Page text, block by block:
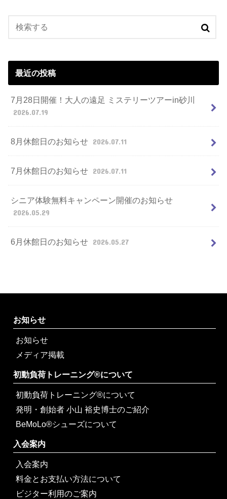
最近の投稿
7月28日開催！大人の遠足 ミステリーツアーin砂川
2026.07.19
8月休館日のお知らせ 2026.07.11
7月休館日のお知らせ 2026.07.11
シニア体験無料キャンペーン開催のお知らせ
2026.05.29
6月休館日のお知らせ 2026.05.27
お知らせ
お知らせ
メディア掲載
初動負荷トレーニング®について
初動負荷トレーニング®について
発明・創始者 小山 裕史博士のご紹介
BeMoLo®シューズについて
入会案内
入会案内
料金とお支払い方法について
ビジター利用のご案内